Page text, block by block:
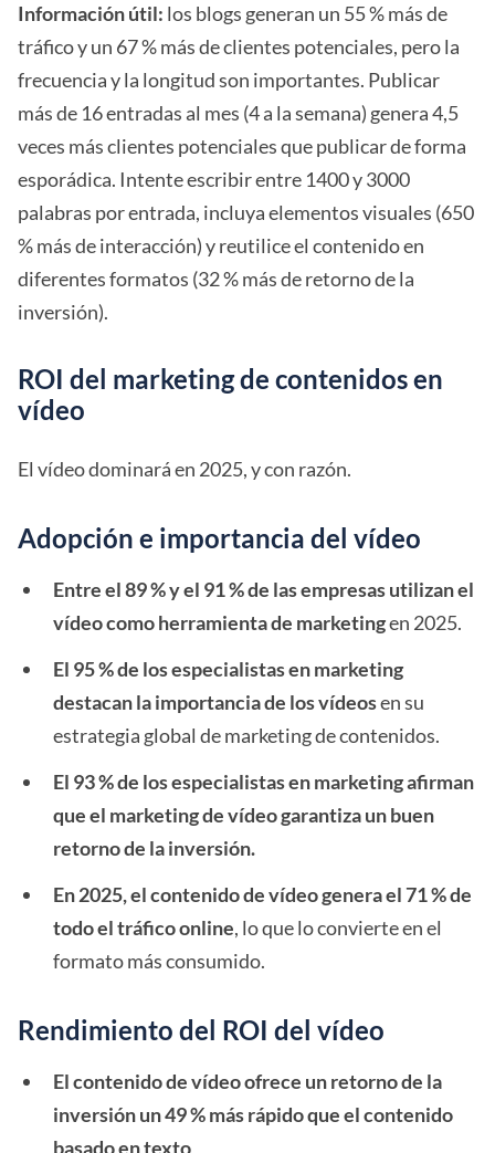
Información útil: los blogs generan un 55 % más de
tráfico y un 67 % más de clientes potenciales, pero la
frecuencia y la longitud son importantes. Publicar
más de 16 entradas al mes (4 a la semana) genera 4,5
veces más clientes potenciales que publicar de forma
esporádica. Intente escribir entre 1400 y 3000
palabras por entrada, incluya elementos visuales (650
% más de interacción) y reutilice el contenido en
diferentes formatos (32 % más de retorno de la
inversión).
ROI del marketing de contenidos en
vídeo
El vídeo dominará en 2025, y con razón.
Adopción e importancia del vídeo
Entre el 89 % y el 91 % de las empresas utilizan el
vídeo como herramienta de marketingen 2025.
El 95 % de los especialistas en marketing
destacan la importancia de los vídeosen su
estrategia global de marketing de contenidos.
El 93 % de los especialistas en marketing afirman
que el marketing de vídeo garantiza un buen
retorno de la inversión.
En 2025, el contenido de vídeo genera el 71 % de
todo el tráfico online, lo que lo convierte en el
formato más consumido.
Rendimiento del ROI del vídeo
El contenido de vídeo ofrece un retorno de la
inversión un 49 % más rápido que el contenido
basado en texto